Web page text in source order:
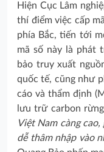
Hiện Cục Lâm
thí điểm việc cấp
phía Bắc, tiến tới
mã số này là phát
bảo truy xuất
quốc tế, cũng như
cáo và thẩm định
lưu trữ carbon
Việt Nam càng
dễ thâm nhập vào